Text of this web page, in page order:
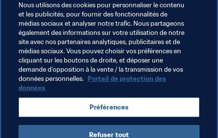
Maldives Mongolia Myanmar Nepal
Oman Palestine Philippines Qatar
Saudi Arabia Singapore Sri Lanka
Tajikistan Thailand Turkmenistan
United Arab Emirates Uzbekistan Vietnam
Yemen
Nous utilisons des cookies pour personnaliser le contenu
et les publicités, pour fournir des fonctionnalités de
médias sociaux et analyser notre trafic. Nous partageons
également des informations sur votre utilisation de notre
site avec nos partenaires analytiques, publicitaires et de
médias sociaux. Vous pouvez choisir vos préférences en
cliquant sur les boutons de droite, et déposer une
demande d’opposition à la vente / la transmission de vos
données personnelles. Portail de protection des
données
Préférences
Refuser tout